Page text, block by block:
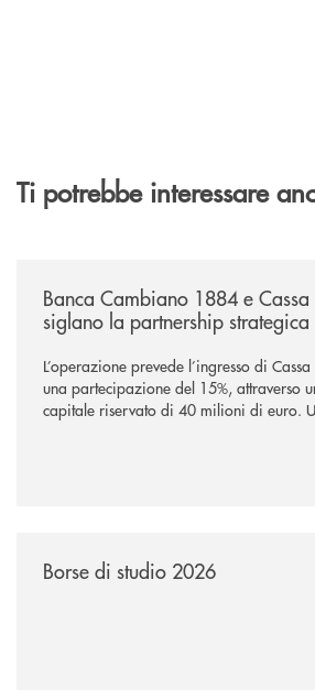
Ti potrebbe interessare
Banca Cambiano 1884 e Cassa
siglano la partnership strategica
L’operazione prevede l’ingresso di
una partecipazione del 15%, attraverso
capitale riservato di 40 milioni di euro.
comuni e sulla prossimità ai territori,
Borse di studio 2026